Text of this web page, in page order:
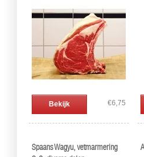
Bekijk €6,75
Spaans Wagyu, vetmarmering